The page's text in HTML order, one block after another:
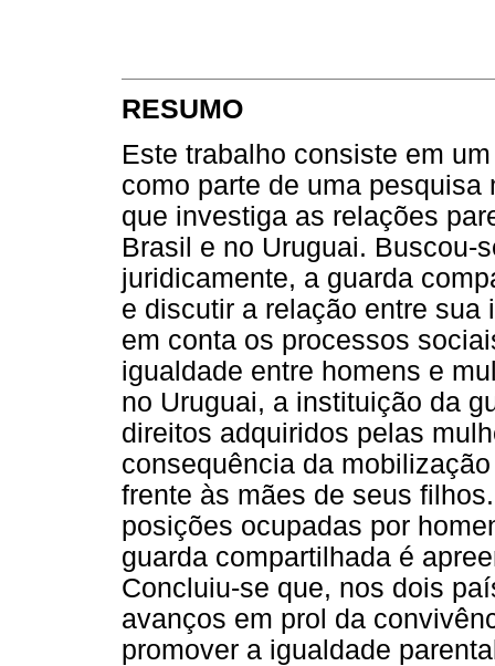
RESUMO
Este trabalho consiste em
como parte de uma
que investiga as relações
Brasil e no Uruguai. Buscou-
juridicamente, a guarda
e discutir a relação entre
em conta os processos
igualdade entre homens e
no Uruguai, a instituição da
direitos adquiridos pelas
consequência da
frente às mães de seus
posições ocupadas por
guarda compartilhada é
Concluiu-se que, nos dois
avanços em prol da
promover a igualdade